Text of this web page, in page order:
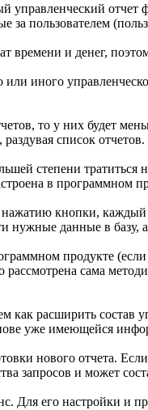
пользователем
и денег,
иного
то у них будет
список отчетов.
степени тратиться
в программном
кнопки,
нужные данные в базу,
продукте
рассмотрена сама
расширить
уже имеющейся
нового отчета.
запросов и может
его настройки и